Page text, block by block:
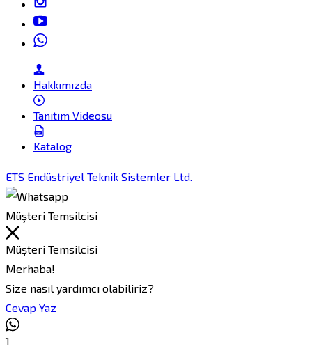
Hakkımızda
Tanıtım Videosu
Katalog
ETS Endüstriyel Teknik Sistemler Ltd.
Müşteri Temsilcisi
Müşteri Temsilcisi
Merhaba!
Size nasıl yardımcı olabiliriz?
Cevap Yaz
1